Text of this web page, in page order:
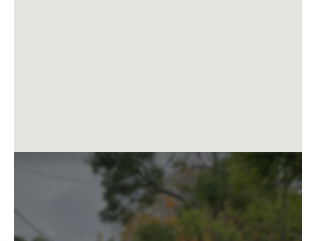
importada de Brasil.La terraza se entregará con deck
de hormigón para exteriores o material equivalente.
Ascensores:El edificio contará con 2 ascensores
automáticos de doble velocidad.Las cabinas estarán
revestidas en acero inoxidable con espejos, piso de